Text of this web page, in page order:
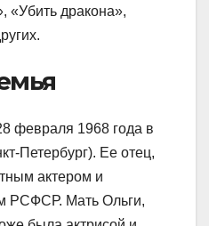
«Убить дракона»,
февраля 1968 года в
Петербург). Ее отец,
актером и
РСФСР. Мать Ольги,